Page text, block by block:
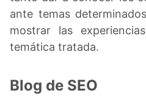
ante temas
mostrar las
temática tratada.
Blog de SEO